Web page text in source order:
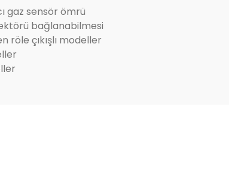
gaz sensör ömrü
bağlanabilmesi
röle çıkışlı modeller